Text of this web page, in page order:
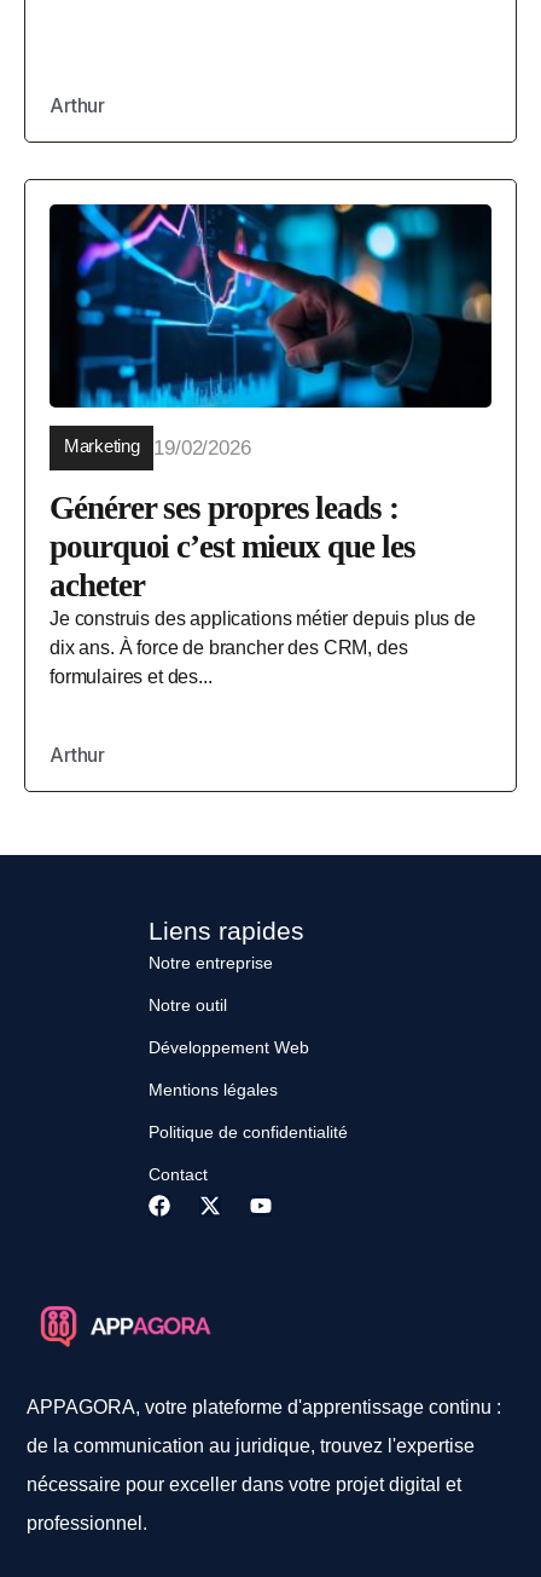
Arthur
Marketing 19/02/2026
Générer ses propres leads :
pourquoi c’est mieux que les
acheter
Je construis des applications métier depuis plus de
dix ans. À force de brancher des CRM, des
formulaires et des...
Arthur
APPAGORA, votre plateforme d'apprentissage continu :
de la communication au juridique, trouvez l'expertise
nécessaire pour exceller dans votre projet digital et
professionnel.
Liens rapides
Notre entreprise
Notre outil
Développement Web
Mentions légales
Politique de confidentialité
Contact